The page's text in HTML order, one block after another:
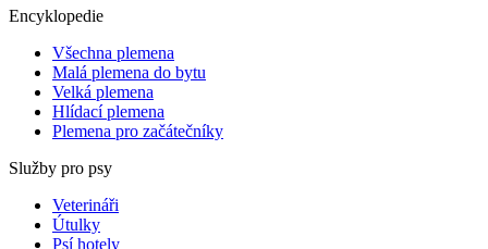
Encyklopedie
Všechna plemena
Malá plemena do bytu
Velká plemena
Hlídací plemena
Plemena pro začátečníky
Služby pro psy
Veterináři
Útulky
Psí hotely